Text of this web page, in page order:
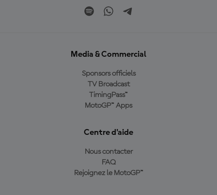
Media & Commercial
Sponsors officiels
TV Broadcast
TimingPass™
MotoGP™ Apps
Centre d'aide
Nous contacter
FAQ
Rejoignez le MotoGP™